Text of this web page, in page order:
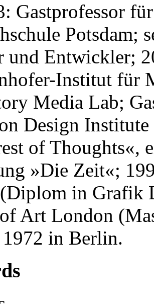
Gastprofessor
Potsdam;
und Entwickler;
Institut für
Media Lab;
Design
of
»Die Zeit«;
in Grafik
Art London
in Berlin.